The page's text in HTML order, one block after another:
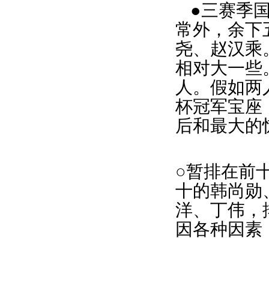
●三赛季
常外，余下
尧、赵汉乘
相对大一些
人。假如
杯冠军宝座
后和最大的
○暂排在前
十的韩尚勋
洋、丁伟，
因各种因